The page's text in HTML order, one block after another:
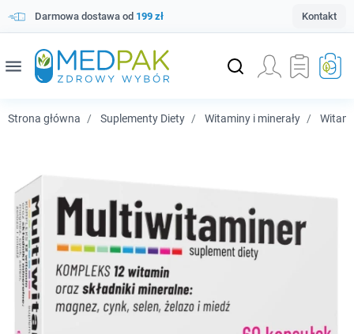
Darmowa dostawa od 199 zł Kontakt
menu
Strona główna Suplementy Diety Witaminy i minerały